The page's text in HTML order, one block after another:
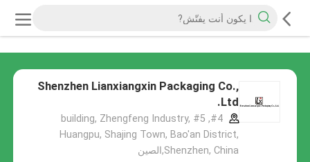
Shenzhen Lianxiangxin Packaging Co.,
Ltd.
#4, #5 building, Zhengfeng Industry,
Huangpu, Shajing Town, Bao'an District,
Shenzhen, China,الصين